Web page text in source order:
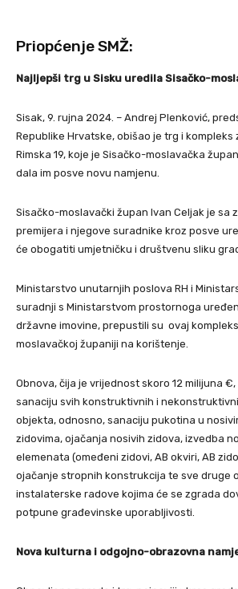
Priopćenje SMŽ:
Najljepši trg u Sisku uredila Sisačko-
Sisak, 9. rujna 2024. – Andrej Plenković,
Republike Hrvatske, obišao je trg i kompleks
Rimska 19, koje je Sisačko-moslavačka
dala im posve novu namjenu.
Sisačko-moslavački župan Ivan Celjak je sa
premijera i njegove suradnike kroz posve
će obogatiti umjetničku i društvenu sliku
Ministarstvo unutarnjih poslova RH i
suradnji s Ministarstvom prostornoga
državne imovine, prepustili su ovaj
moslavačkoj županiji na korištenje.
Obnova, čija je vrijednost skoro 12 milijuna
sanaciju svih konstruktivnih i
objekta, odnosno, sanaciju pukotina u
zidovima, ojačanja nosivih zidova, izvedba
elemenata (omeđeni zidovi, AB okviri, AB
ojačanje stropnih konstrukcija te sve druge
instalaterske radove kojima će se zgrada
potpune građevinske uporabljivosti.
Nova kulturna i odgojno-obrazovna